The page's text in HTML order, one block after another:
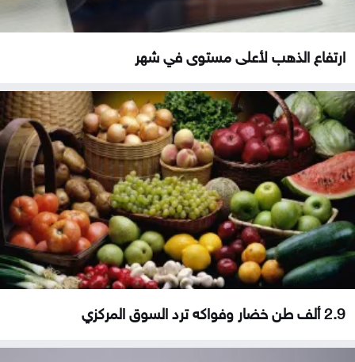
ارتفاع الذهب لأعلى مستوى في شهر
2.9 ألف طن خضار وفواكه ترد السوق المركزي